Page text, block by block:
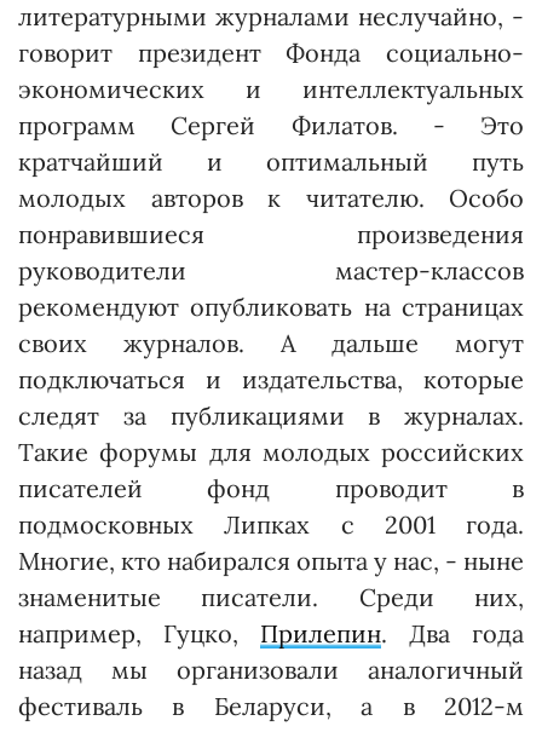
литературными журналами неслучайно, -
говорит президент Фонда социально-
экономичес­ких и интеллектуальных
программ Сергей Филатов. - Это
кратчайший и оптимальный путь
молодых авторов к читателю. Особо
понравившиеся произведения
руководители мастер-классов
рекомендуют опубликовать на страницах
своих журналов. А дальше могут
подключаться и издательства, которые
следят за публикациями в журналах.
Такие форумы для молодых российских
писателей фонд проводит в
подмосковных Липках с 2001 года.
Многие, кто набирался опыта у нас, - ныне
знаменитые писатели. Среди них,
например, Гуцко, Прилепин. Два года
назад мы организовали аналогичный
фестиваль в Беларуси, а в 2012-м